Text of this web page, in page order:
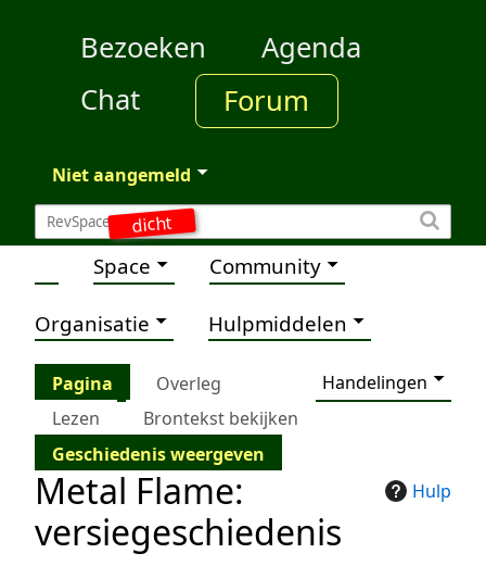
dicht
Bezoeken
Agenda
Chat
Forum
Niet aangemeld
Space Community
Organisatie Hulpmiddelen
Pagina Overleg
Handelingen
Lezen
Brontekst bekijken
Geschiedenis weergeven
Hulp
Metal Flame:
versiegeschiedenis